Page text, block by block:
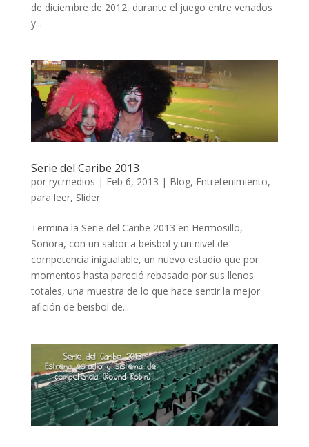
de diciembre de 2012, durante el juego entre venados
y...
Serie del Caribe 2013
por rycmedios | Feb 6, 2013 | Blog, Entretenimiento,
para leer, Slider
Termina la Serie del Caribe 2013 en Hermosillo,
Sonora, con un sabor a beisbol y un nivel de
competencia inigualable, un nuevo estadio que por
momentos hasta pareció rebasado por sus llenos
totales, una muestra de lo que hace sentir la mejor
afición de beisbol de...